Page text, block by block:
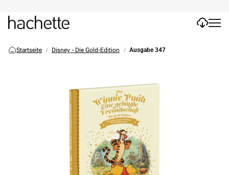
Startseite Disney - Die Gold-Edition Ausgabe 347